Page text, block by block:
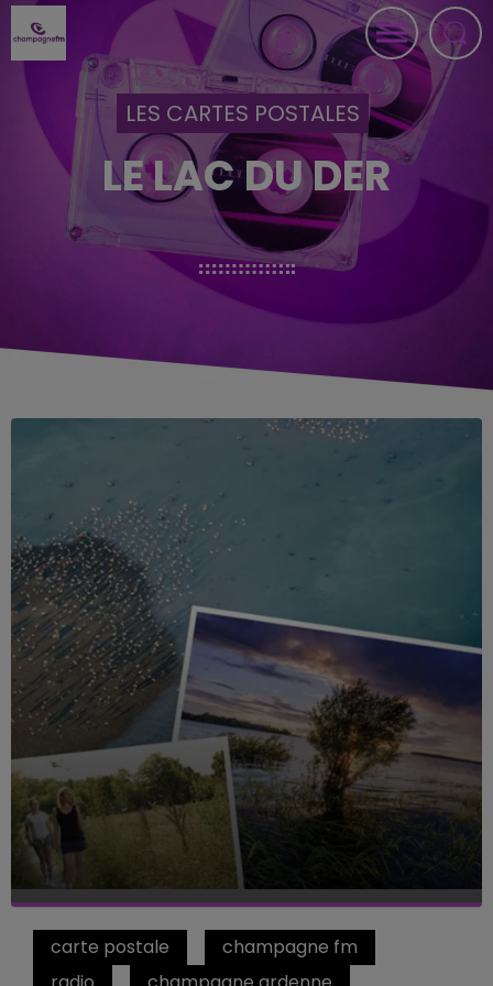
LES CARTES POSTALES
LE LAC DU DER
carte postale
champagne fm